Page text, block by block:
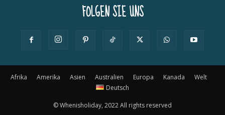
FOLGEN SIE UNS
Afrika Amerika Asien Australien Europa Kanada
Welt
Deutsch
© Whenisholiday, 2022 All rights reserved